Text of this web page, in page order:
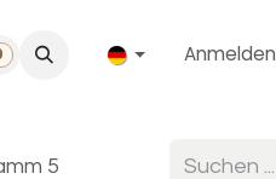
Anmelden
5